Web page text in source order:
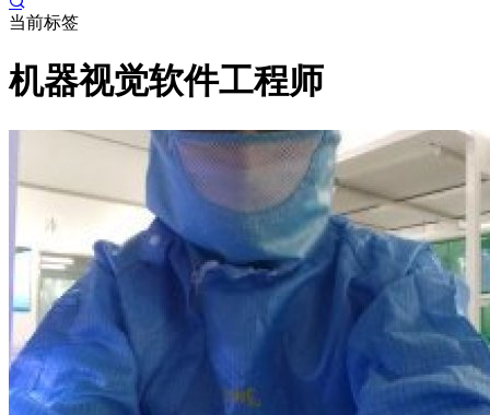
当前标签
机器视觉软件工程师